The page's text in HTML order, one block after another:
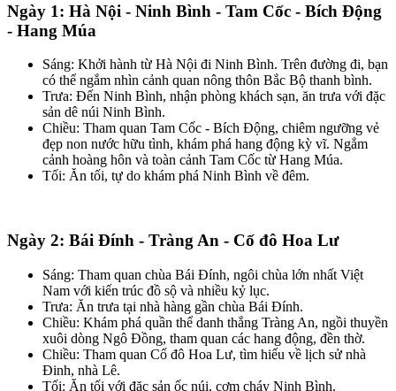
Ngày 1: Hà Nội - Ninh Bình - Tam Cốc - Bích Động
- Hang Múa
Sáng: Khởi hành từ Hà Nội đi Ninh Bình. Trên đường đi, bạn
có thể ngắm nhìn cảnh quan nông thôn Bắc Bộ thanh bình.
Trưa: Đến Ninh Bình, nhận phòng khách sạn, ăn trưa với đặc
sản dê núi Ninh Bình.
Chiều: Tham quan Tam Cốc - Bích Động, chiêm ngưỡng vẻ
đẹp non nước hữu tình, khám phá hang động kỳ vĩ. Ngắm
cảnh hoàng hôn và toàn cảnh Tam Cốc từ Hang Múa.
Tối: Ăn tối, tự do khám phá Ninh Bình về đêm.
Ngày 2: Bái Đính - Tràng An - Cố đô Hoa Lư
Sáng: Tham quan chùa Bái Đính, ngôi chùa lớn nhất Việt
Nam với kiến trúc đồ sộ và nhiều kỷ lục.
Trưa: Ăn trưa tại nhà hàng gần chùa Bái Đính.
Chiều: Khám phá quần thể danh thắng Tràng An, ngồi thuyền
xuôi dòng Ngô Đồng, tham quan các hang động, đền thờ.
Chiều: Tham quan Cố đô Hoa Lư, tìm hiểu về lịch sử nhà
Đinh, nhà Lê.
Tối: Ăn tối với đặc sản ốc núi, cơm cháy Ninh Bình.